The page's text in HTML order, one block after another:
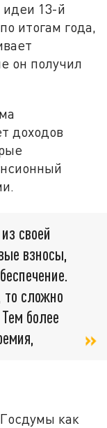
идеи 13-й
итогам года,
он получил
доходов
своей
взносы,
то сложно
более
как